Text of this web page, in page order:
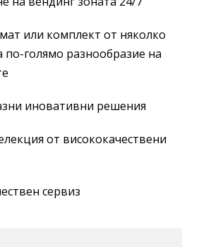
или комплект от няколко
голямо разнообразие на
иновативни решения
от висококачествени
сервиз